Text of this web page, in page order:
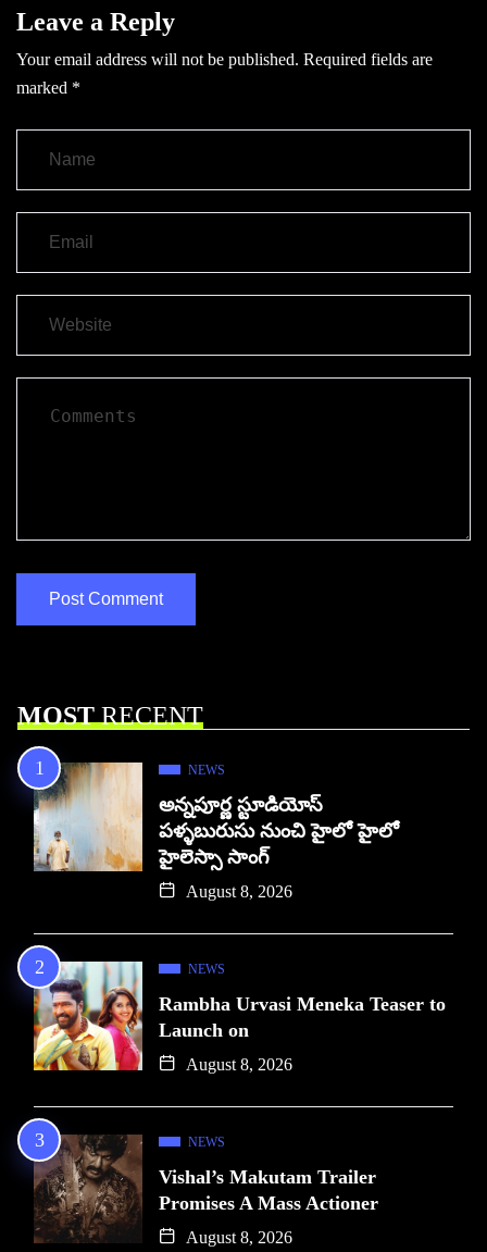
Leave a Reply
Your email address will not be published. Required fields are
marked *
MOSTRECENT
NEWS
అన్నపూర్ణ స్టూడియోస్
పళ్ళబురుసు నుంచి హైలో హైలో
హైలెస్సా సాంగ్
August 8, 2026
NEWS
Rambha Urvasi Meneka Teaser to
Launch on
August 8, 2026
NEWS
Vishal’s Makutam Trailer
Promises A Mass Actioner
August 8, 2026